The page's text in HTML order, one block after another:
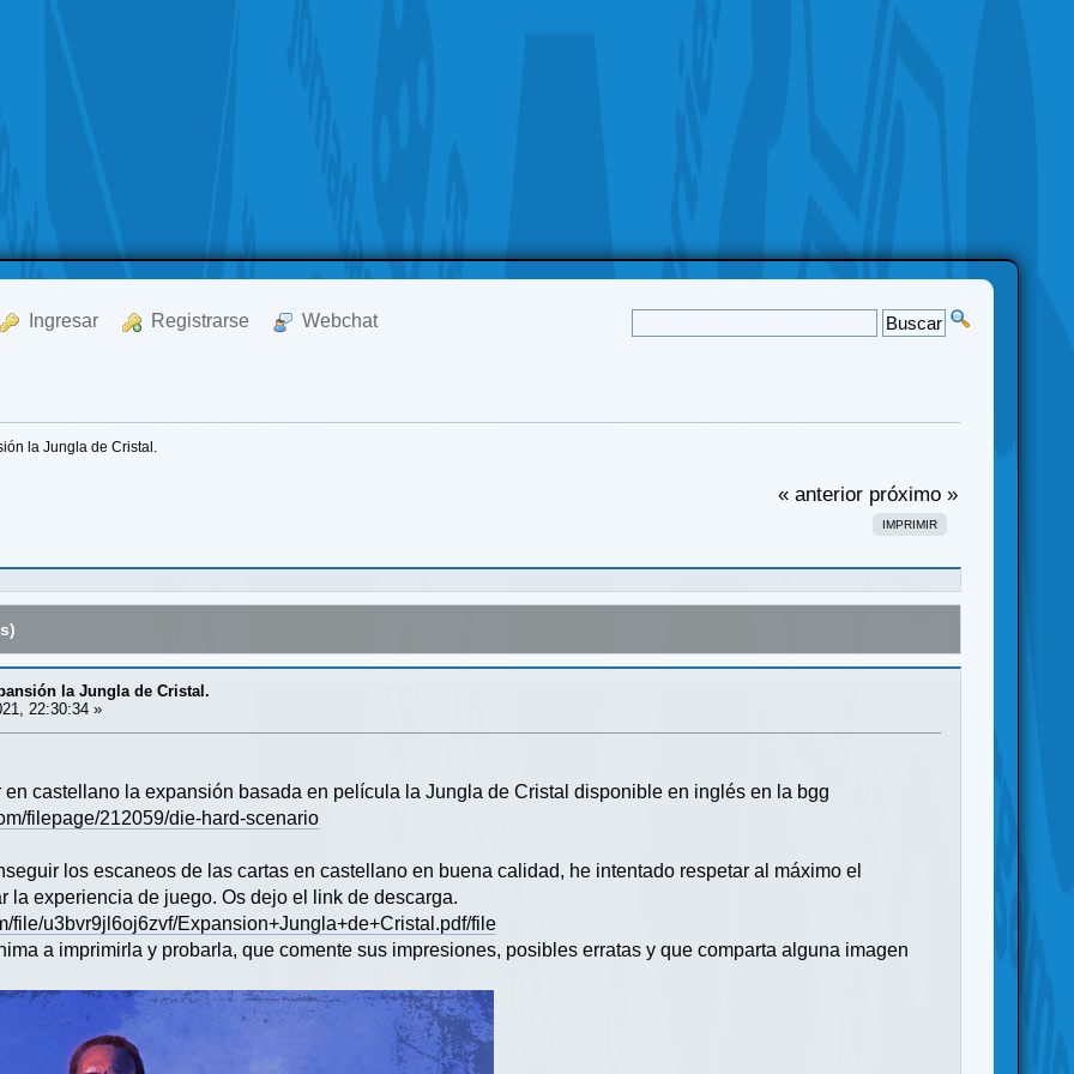
Ingresar Registrarse Webchat
la Jungla de Cristal.
« anterior próximo »
IMPRIMIR
la Jungla de Cristal.
22:30:34 »
castellano la expansión basada en película la Jungla de Cristal disponible en inglés en la bgg
filepage/212059/die-hard-scenario
los escaneos de las cartas en castellano en buena calidad, he intentado respetar al máximo el
la experiencia de juego. Os dejo el link de descarga.
file/u3bvr9jl6oj6zvf/Expansion+Jungla+de+Cristal.pdf/file
a imprimirla y probarla, que comente sus impresiones, posibles erratas y que comparta alguna imagen